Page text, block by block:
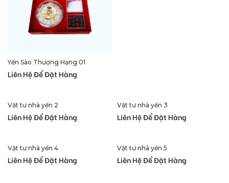
Yến Sào Thượng Hạng 01
Liên Hệ Để Đặt Hàng
Vật tư nhà yến 2
Liên Hệ Để Đặt Hàng
Vật tư nhà yến 3
Liên Hệ Để Đặt Hàng
Vật tư nhà yến 4
Liên Hệ Để Đặt Hàng
Vật tư nhà yến 5
Liên Hệ Để Đặt Hàng